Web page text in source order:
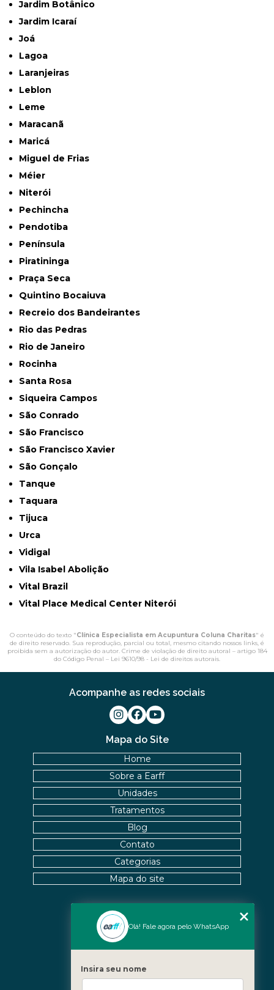
Jardim Botânico
Jardim Icaraí
Joá
Lagoa
Laranjeiras
Leblon
Leme
Maracanã
Maricá
Miguel de Frias
Méier
Niterói
Pechincha
Pendotiba
Península
Piratininga
Praça Seca
Quintino Bocaiuva
Recreio dos Bandeirantes
Rio das Pedras
Rio de Janeiro
Rocinha
Santa Rosa
Siqueira Campos
São Conrado
São Francisco
São Francisco Xavier
São Gonçalo
Tanque
Taquara
Tijuca
Urca
Vidigal
Vila Isabel Abolição
Vital Brazil
Vital Place Medical Center Niterói
O conteúdo do texto "Clínica Especialista em Acupuntura Coluna Charitas" é
de direito reservado. Sua reprodução, parcial ou total, mesmo citando nossos links, é
proibida sem a autorização do autor. Crime de violação de direito autoral – artigo 184
do Código Penal – Lei 9610/98 - Lei de direitos autorais.
Nossas Unidades
Barra - Rio de Janeiro
Mapa do Site
Home
Sobre a Earff
Unidades
Tratamentos
Blog
Contato
Categorias
Mapa do site
Acompanhe as redes sociais
Olá! Fale agora pelo WhatsApp
Insira seu nome